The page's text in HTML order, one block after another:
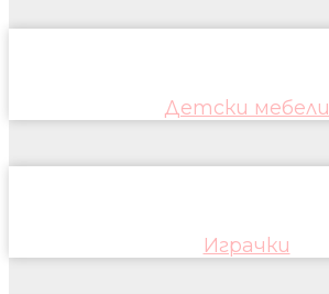
Детски мебели
Играчки